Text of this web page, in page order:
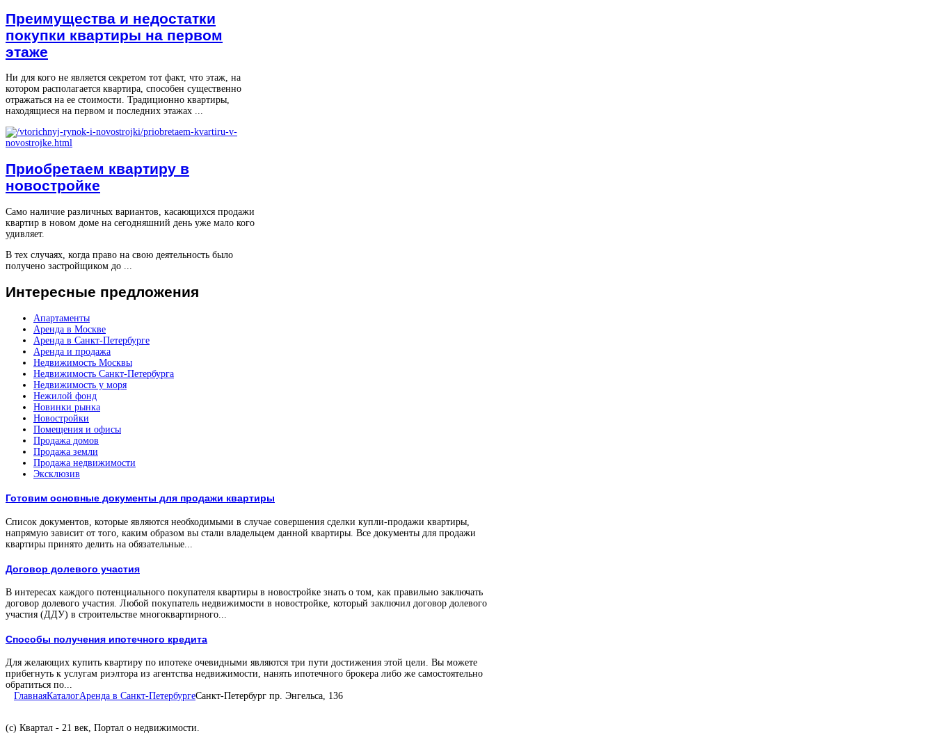
Преимущества и недостатки
покупки квартиры на первом
этаже
Ни для кого не является секретом тот факт, что этаж, на
котором располагается квартира, способен существенно
отражаться на ее стоимости. Традиционно квартиры,
находящиеся на первом и последних этажах ...
Приобретаем квартиру в
новостройке
Само наличие различных вариантов, касающихся продажи
квартир в новом доме на сегодняшний день уже мало кого
удивляет.
В тех случаях, когда право на свою деятельность было
получено застройщиком до ...
Интересные предложения
Апартаменты
Аренда в Москве
Аренда в Санкт-Петербурге
Аренда и продажа
Недвижимость Москвы
Недвижимость Санкт-Петербурга
Недвижимость у моря
Нежилой фонд
Новинки рынка
Новостройки
Помещения и офисы
Продажа домов
Продажа земли
Продажа недвижимости
Эксклюзив
Готовим основные документы для продажи квартиры
Список документов, которые являются необходимыми в случае совершения сделки купли-продажи квартиры,
напрямую зависит от того, каким образом вы стали владельцем данной квартиры. Все документы для продажи
квартиры принято делить на обязательные...
Договор долевого участия
В интересах каждого потенциального покупателя квартиры в новостройке знать о том, как правильно заключать
договор долевого участия. Любой покупатель недвижимости в новостройке, который заключил договор долевого
участия (ДДУ) в строительстве многоквартирного...
Способы получения ипотечного кредита
Для желающих купить квартиру по ипотеке очевидными являются три пути достижения этой цели. Вы можете
прибегнуть к услугам риэлтора из агентства недвижимости, нанять ипотечного брокера либо же самостоятельно
обратиться по...
ГлавнаяКаталогАренда в Санкт-ПетербургеСанкт-Петербург пр. Энгельса, 136
(с) Квартал - 21 век, Портал о недвижимости.